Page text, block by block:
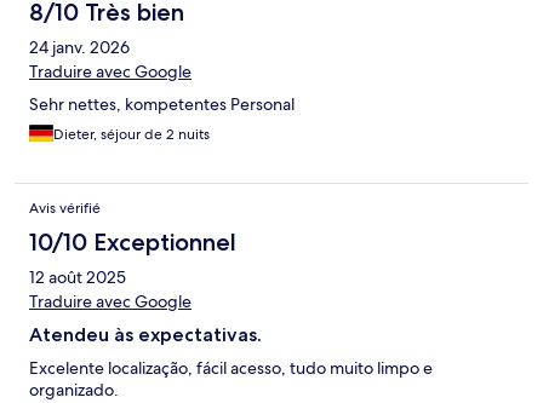
8/10 Très bien
24 janv. 2026
Traduire avec Google
Sehr nettes, kompetentes Personal
Dieter, séjour de 2 nuits
Avis vérifié
10/10 Exceptionnel
12 août 2025
Traduire avec Google
Atendeu às expectativas.
Excelente localização, fácil acesso, tudo muito limpo e
organizado.